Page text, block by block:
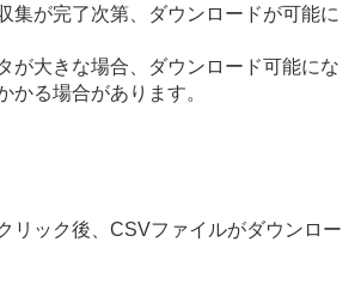
集が完了次第、ダウンロードが可能に
が大きな場合、ダウンロード可能にな
かる場合があります。
リック後、CSVファイルがダウンロー